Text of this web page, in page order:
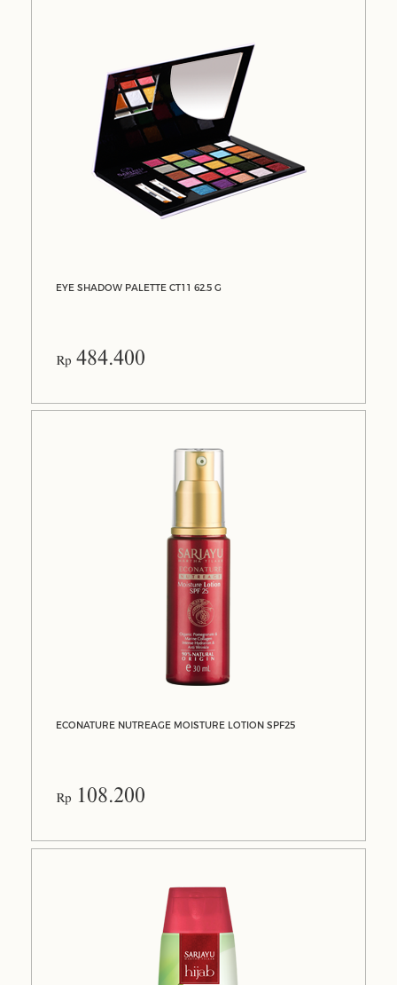
EYE SHADOW PALETTE CT11 62.5 G
Rp 484.400
ECONATURE NUTREAGE MOISTURE LOTION SPF25
Rp 108.200